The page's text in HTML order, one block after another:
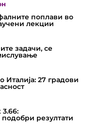
поплави во
лекции
задачи, се
27 градови
резултати